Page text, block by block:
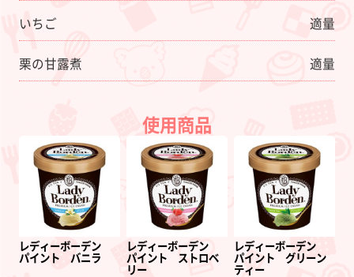
いちご 適量
栗の甘露煮 適量
使用商品
レディーボーデン
パイント バニラ
レディーボーデン
パイント ストロベ
リー
レディーボーデン
パイント グリーン
ティー